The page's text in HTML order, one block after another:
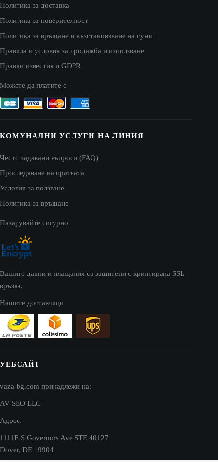
Политика за доставка
Политика за поверителност
Политика за връщане и възстановяване на суми
Правила и условия за продажба и използване
Правни известия и GDPR
Можете да платите с
КОМУНАЛНИ УСЛУГИ НА ЛИНИЯ
Често задавани въпроси (FAQ)
Проследяване на пратката
Условия за ползване
Политика за връщане
Пазарувайте сигурно
Вашите данни и плащания са защитени с криптирана SSL
връзка.
Нашите доставчици
УЕБСАЙТ
vaza-bg.com принадлежи на:
AV SEO LLC
Адрес:
1111B S Governors Ave STE 40127
Dover, DE 19904